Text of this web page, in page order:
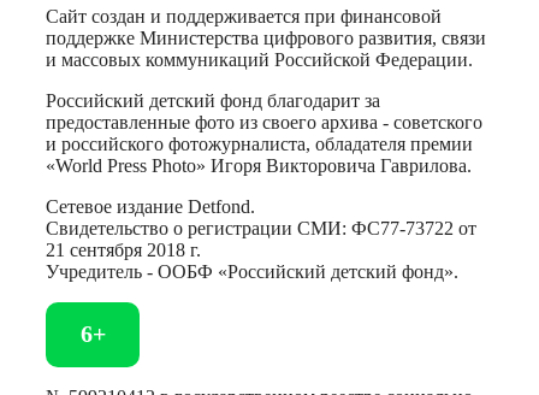
Сайт создан и поддерживается при финансовой
поддержке Министерства цифрового развития, связи
и массовых коммуникаций Российской Федерации.
Российский детский фонд благодарит за
предоставленные фото из своего архива - советского
и российского фотожурналиста, обладателя премии
«World Press Photo» Игоря Викторовича Гаврилова.
Сетевое издание Detfond.
Свидетельство о регистрации СМИ: ФС77-73722 от
21 сентября 2018 г.
Учредитель - ООБФ «Российский детский фонд».
6+